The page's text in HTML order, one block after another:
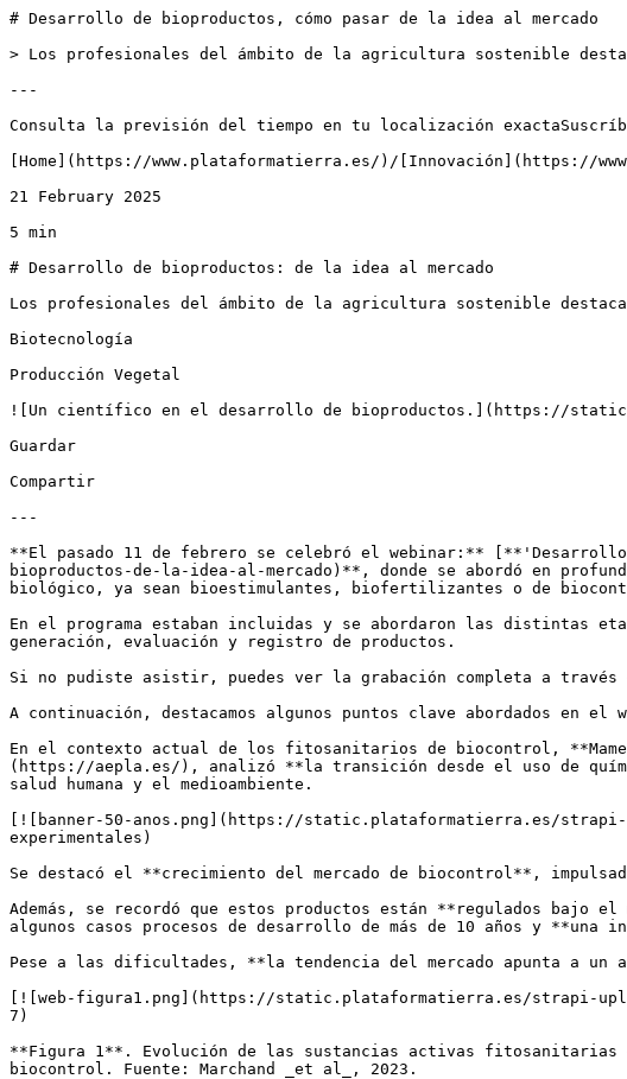
# Desarrollo de bioproductos, cómo pasar de la idea al mercado
> Los profesionales del ámbito de la agricultura sostenible
---
Consulta la previsión del tiempo en tu localización
[Home](https://www.plataformatierra.es/)/[Innovación](https://
21 February 2025
5 min
# Desarrollo de bioproductos: de la idea al mercado
Los profesionales del ámbito de la agricultura sostenible
Biotecnología
Producción Vegetal
![Un científico en el desarrollo de bioproductos.](https://
Guardar
Compartir
---
**El pasado 11 de febrero se celebró el webinar:**
bioproductos-de-la-idea-al-mercado)**, donde se abordó en
biológico, ya sean bioestimulantes, biofertilizantes o de
En el programa estaban incluidas y se abordaron las distintas
generación, evaluación y registro de productos.
Si no pudiste asistir, puedes ver la grabación completa a través
A continuación, destacamos algunos puntos clave abordados en el
En el contexto actual de los fitosanitarios de biocontrol,
(https://aepla.es/), analizó **la transición desde el uso de
salud humana y el medioambiente.
[![banner-50-anos.png](https://static.plataformatierra.es/strapi-
experimentales)
Se destacó el **crecimiento del mercado de biocontrol**,
Además, se recordó que estos productos están **regulados bajo
algunos casos procesos de desarrollo de más de 10 años y
Pese a las dificultades, **la tendencia del mercado apunta a un
[![web-figura1.png](https://static.plataformatierra.es/strapi-
7)
**Figura 1**. Evolución de las sustancias activas fitosanitarias
biocontrol. Fuente: Marchand _et al_, 2023.